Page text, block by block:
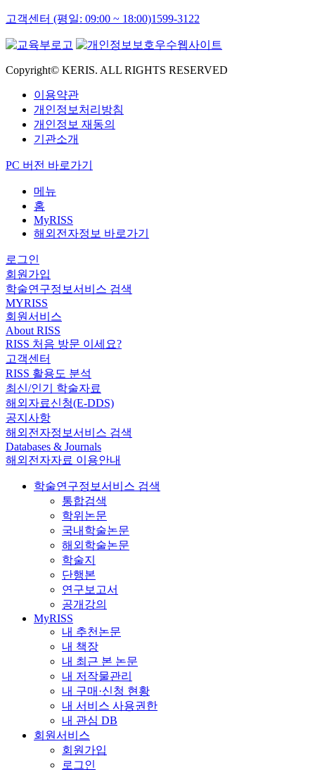
고객센터 (평일: 09:00 ~ 18:00)1599-3122
Copyright© KERIS. ALL RIGHTS RESERVED
이용약관
개인정보처리방침
개인정보 재동의
기관소개
PC 버전 바로가기
메뉴
홈
MyRISS
해외전자정보 바로가기
로그인
회원가입
학술연구정보서비스 검색
MYRISS
회원서비스
About RISS
RISS 처음 방문 이세요?
고객센터
RISS 활용도 분석
최신/인기 학술자료
해외자료신청(E-DDS)
공지사항
해외전자정보서비스 검색
Databases & Journals
해외전자자료 이용안내
학술연구정보서비스 검색
통합검색
학위논문
국내학술논문
해외학술논문
학술지
단행본
연구보고서
공개강의
MyRISS
내 추천논문
내 책장
내 최근 본 논문
내 저작물관리
내 구매·신청 현황
내 서비스 사용권한
내 관심 DB
회원서비스
회원가입
로그인